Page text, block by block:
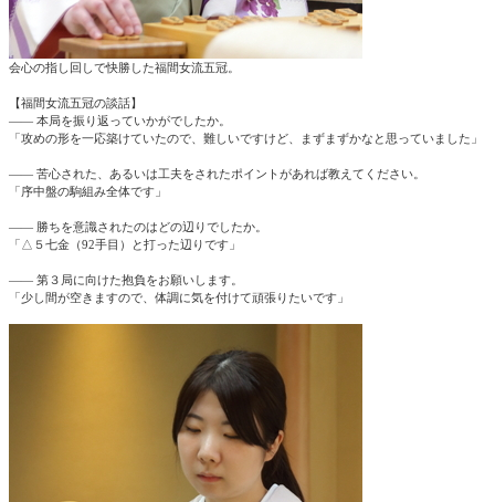
会心の指し回しで快勝した福間女流五冠。
【福間女流五冠の談話】
―― 本局を振り返っていかがでしたか。
「攻めの形を一応築けていたので、難しいですけど、まずまずかなと思っていました」
―― 苦心された、あるいは工夫をされたポイントがあれば教えてください。
「序中盤の駒組み全体です」
―― 勝ちを意識されたのはどの辺りでしたか。
「△５七金（92手目）と打った辺りです」
―― 第３局に向けた抱負をお願いします。
「少し間が空きますので、体調に気を付けて頑張りたいです」